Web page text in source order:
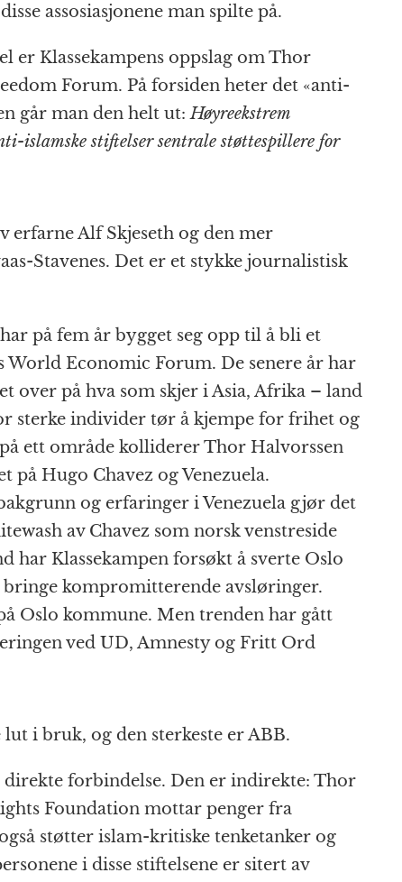
assosiasjonene man spilte på.
er Klassekampens oppslag om Thor
Forum. På forsiden heter det «anti-
går man den helt ut:Høyreekstrem
islamske stiftelser sentrale støttespillere for
erfarne Alf Skjeseth og den mer
Stavenes. Det er et stykke journalistisk
på fem år bygget seg opp til å bli et
World Economic Forum. De senere år har
over på hva som skjer i Asia, Afrika – land
sterke individer tør å kjempe for frihet og
ett område kolliderer Thor Halvorssen
på Hugo Chavez og Venezuela.
og erfaringer i Venezuela gjør det
av Chavez som norsk venstreside
har Klassekampen forsøkt å sverte Oslo
bringe kompromitterende avsløringer.
Oslo kommune. Men trenden har gått
ved UD, Amnesty og Fritt Ord
i bruk, og den sterkeste er ABB.
direkte forbindelse. Den er indirekte: Thor
Foundation mottar penger fra
støtter islam-kritiske tenketanker og
i disse stiftelsene er sitert av